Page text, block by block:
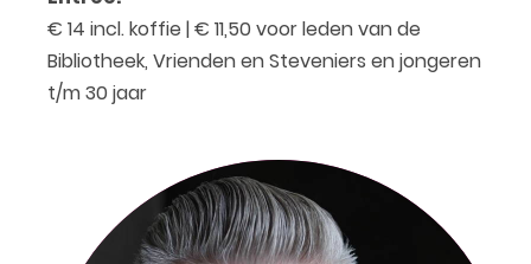
€ 14 incl. koffie | € 11,50 voor leden van de
Bibliotheek, Vrienden en Steveniers en jongeren
t/m 30 jaar